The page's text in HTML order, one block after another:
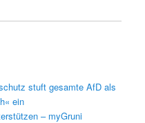
stuft gesamte AfD als
ein
– myGruni